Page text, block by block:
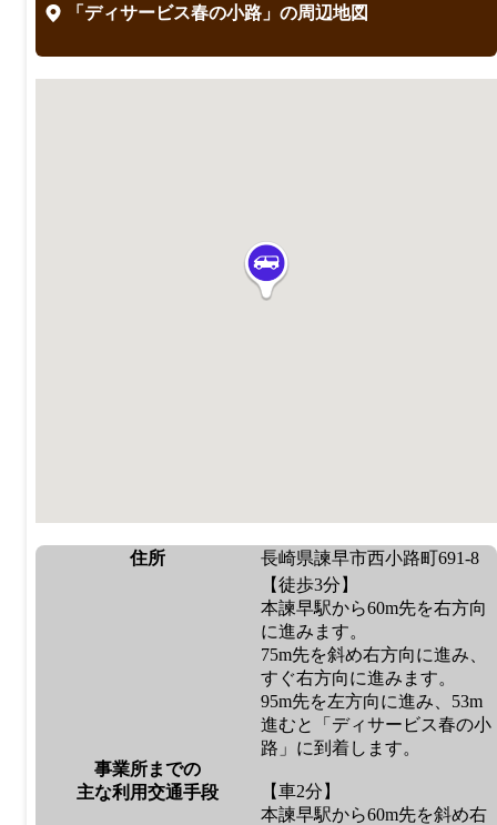
「ディサービス春の小路」の周辺地図
住所 長崎県諫早市西小路町691-8
事業所までの
主な利用交通手段
【徒歩3分】
本諫早駅から60m先を右方向
に進みます。
75m先を斜め右方向に進み、
すぐ右方向に進みます。
95m先を左方向に進み、53m
進むと「ディサービス春の小
路」に到着します。
【車2分】
本諫早駅から60m先を斜め右